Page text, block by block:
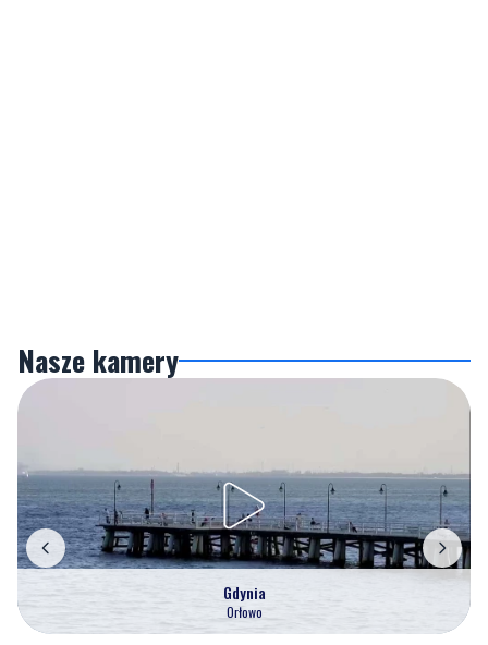
Nasze kamery
Gdynia
Orłowo